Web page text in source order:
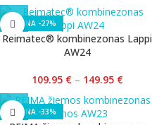
-27%
Reimatec® kombinezonas Lappi
AW24
109.95 € – 149.95 €
-33%